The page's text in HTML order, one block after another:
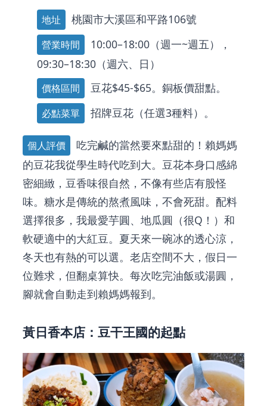
地址 桃園市大溪區和平路106號
營業時間
10:00–18:00（週一~週五），
09:30–18:30（週六、日）
價格區間 豆花$45-$65。銅板價甜點。
必點菜單 招牌豆花（任選3種料）。
個人評價
吃完鹹的當然要來點甜的！賴媽媽
的豆花我從學生時代吃到大。豆花本身口感綿
密細緻，豆香味很自然，不像有些店有股怪
味。糖水是傳統的熬煮風味，不會死甜。配料
選擇很多，我最愛芋圓、地瓜圓（很Q！）和
軟硬適中的大紅豆。夏天來一碗冰的透心涼，
冬天也有熱的可以選。老店空間不大，假日一
位難求，但翻桌算快。每次吃完油飯或湯圓，
腳就會自動走到賴媽媽報到。
黃日香本店：豆干王國的起點